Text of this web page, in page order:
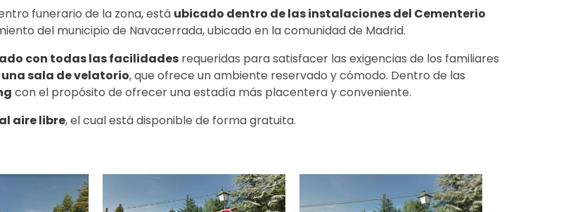
funerario de la zona, está ubicado dentro de las instalaciones del Cementerio
del municipio de Navacerrada, ubicado en la comunidad de Madrid.
con todas las facilidades requeridas para satisfacer las exigencias de los familiares
una sala de velatorio, que ofrece un ambiente reservado y cómodo. Dentro de las
con el propósito de ofrecer una estadía más placentera y conveniente.
aire libre, el cual está disponible de forma gratuita.